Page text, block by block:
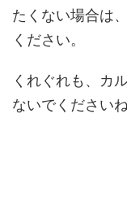
たくない場合は、
ください。
くれぐれも、カ
ないでくださいね